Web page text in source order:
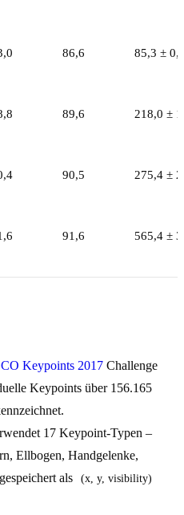
86,6 85,3 ±
89,6 218,0 ±
90,5 275,4 ±
91,6 565,4 ±
Keypoints 2017 Challenge
Keypoints über 156.165
17 Keypoint-Typen –
Ellbogen, Handgelenke,
als
(x, y, visibility)